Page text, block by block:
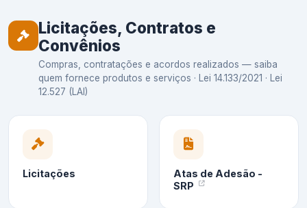
Licitações, Contratos e
Convênios
Compras, contratações e acordos realizados — saiba
quem fornece produtos e serviços · Lei 14.133/2021 · Lei
12.527 (LAI)
Licitações
Atas de Adesão -
SRP